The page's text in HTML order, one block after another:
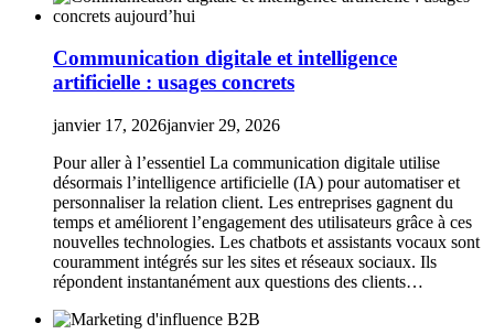
Communication digitale et intelligence
artificielle : usages concrets
janvier 17, 2026janvier 29, 2026
Pour aller à l’essentiel La communication digitale utilise
désormais l’intelligence artificielle (IA) pour automatiser et
personnaliser la relation client. Les entreprises gagnent du
temps et améliorent l’engagement des utilisateurs grâce à ces
nouvelles technologies. Les chatbots et assistants vocaux sont
couramment intégrés sur les sites et réseaux sociaux. Ils
répondent instantanément aux questions des clients…